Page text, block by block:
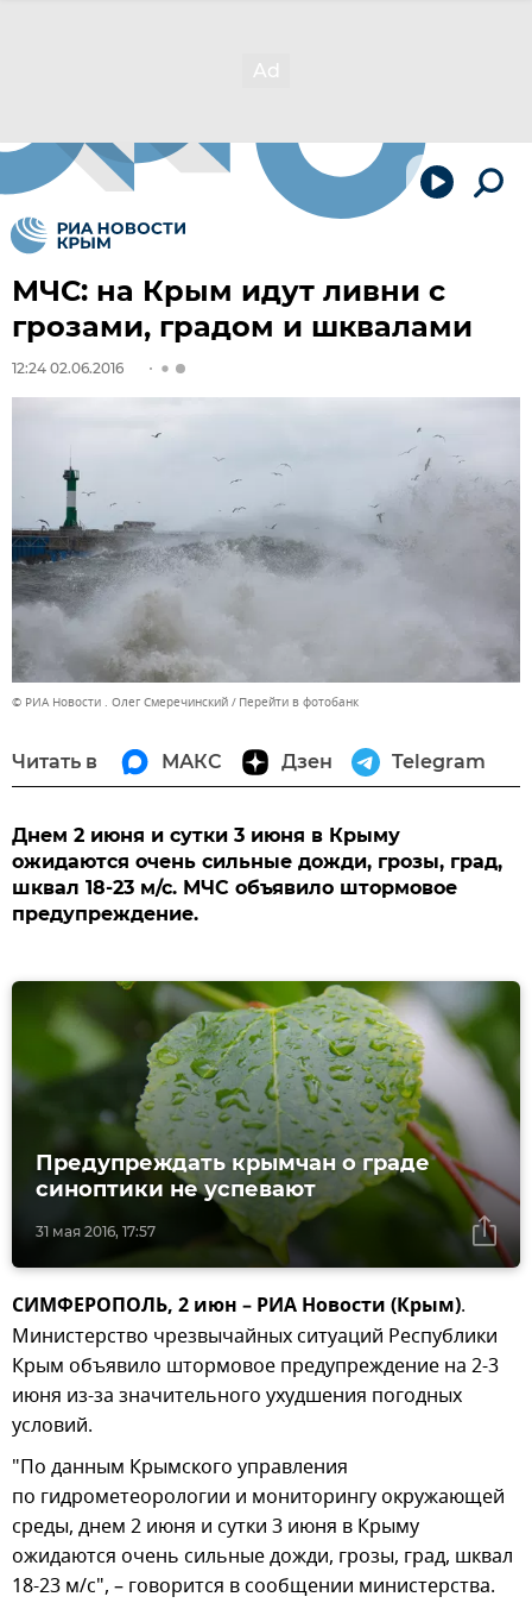
МЧС: на Крым идут ливни с
грозами, градом и шквалами
12:24 02.06.2016
© РИА Новости . Олег Смеречинский Перейти в фотобанк
Читать в МАКС Дзен Telegram
Днем 2 июня и сутки 3 июня в Крыму
ожидаются очень сильные дожди, грозы, град,
шквал 18-23 м/с. МЧС объявило штормовое
предупреждение.
31 мая 2016, 17:57
Предупреждать крымчан о граде
синоптики не успевают
СИМФЕРОПОЛЬ, 2 июн – РИА Новости (Крым).
Министерство чрезвычайных ситуаций Республики
Крым объявило штормовое предупреждение на 2-3
июня из-за значительного ухудшения погодных
условий.
"По данным Крымского управления
по гидрометеорологии и мониторингу окружающей
среды, днем 2 июня и сутки 3 июня в Крыму
ожидаются очень сильные дожди, грозы, град, шквал
18-23 м/с", – говорится в сообщении министерства.